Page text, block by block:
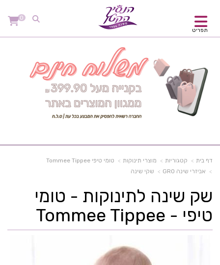
תפריט
0
דף בית קטגוריות מוצרי תינוקות
טומי טיפי Tommee Tippee
אביזרי שינה GRO
שקי שינה
שק שינה לתינוקות - טומי
טיפי - Tommee Tippee